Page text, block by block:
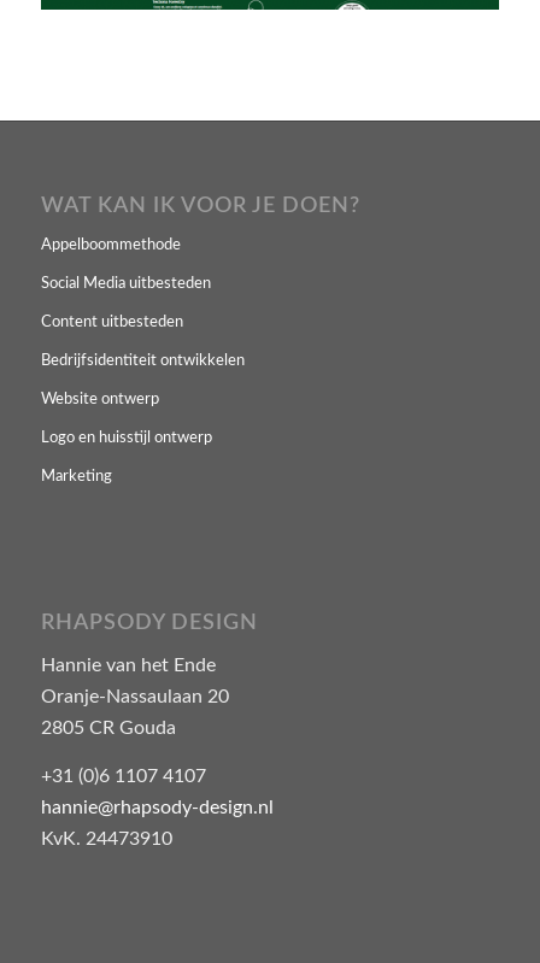
WAT KAN IK VOOR JE DOEN?
Appelboommethode
Social Media uitbesteden
Content uitbesteden
Bedrijfsidentiteit ontwikkelen
Website ontwerp
Logo en huisstijl ontwerp
Marketing
RHAPSODY DESIGN
Hannie van het Ende
Oranje-Nassaulaan 20
2805 CR Gouda
+31 (0)6 1107 4107
hannie@rhapsody-design.nl
KvK. 24473910